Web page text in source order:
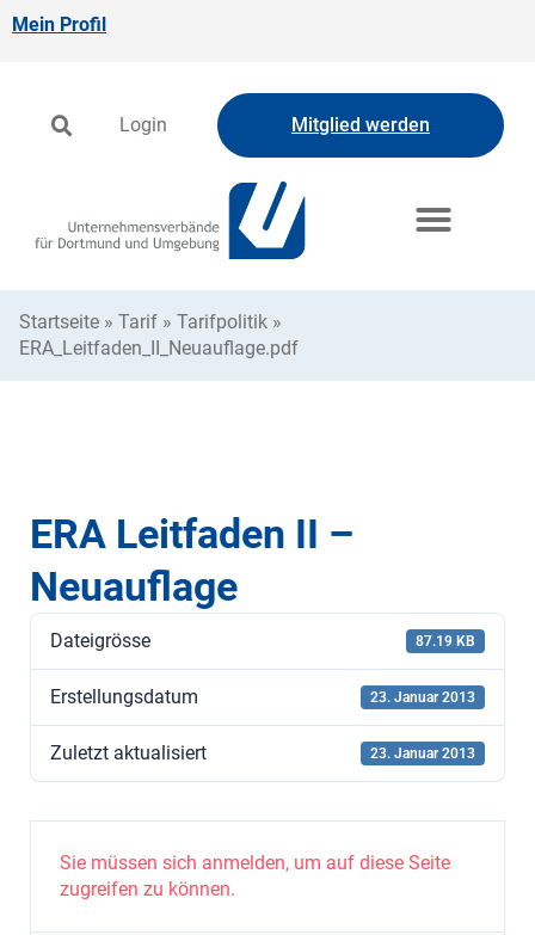
Mein Profil
Login Mitglied werden
Startseite » Tarif » Tarifpolitik »
ERA_Leitfaden_II_Neuauflage.pdf
ERA Leitfaden II –
Neuauflage
Dateigrösse 87.19 KB
Erstellungsdatum 23. Januar 2013
Zuletzt aktualisiert 23. Januar 2013
Sie müssen sich anmelden, um auf diese Seite
zugreifen zu können.